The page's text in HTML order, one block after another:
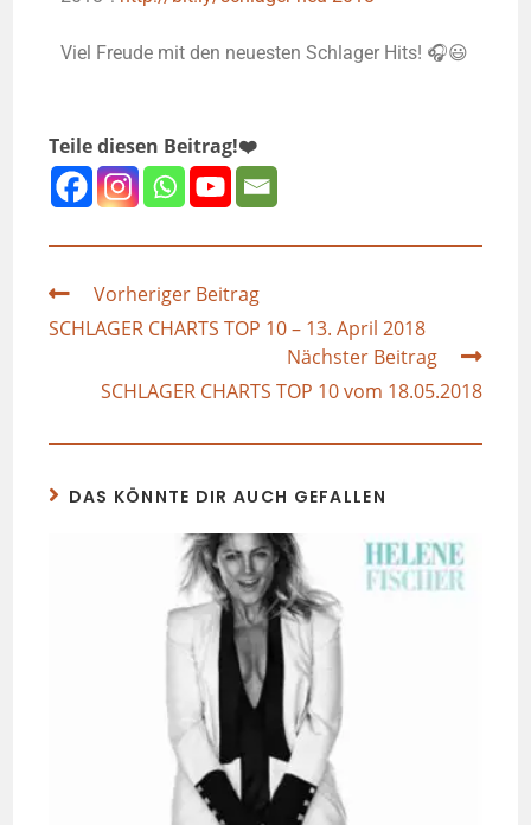
Viel Freude mit den neuesten Schlager Hits! 🎧😃
Teile diesen Beitrag!❤️
Vorheriger Beitrag
SCHLAGER CHARTS TOP 10 – 13. April 2018
Nächster Beitrag
SCHLAGER CHARTS TOP 10 vom 18.05.2018
DAS KÖNNTE DIR AUCH GEFALLEN